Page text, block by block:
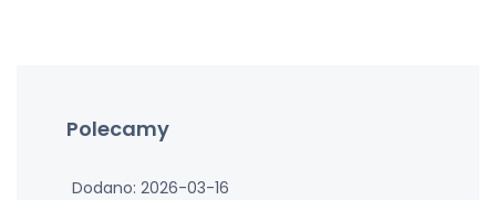
Polecamy
Dodano: 2026-03-16